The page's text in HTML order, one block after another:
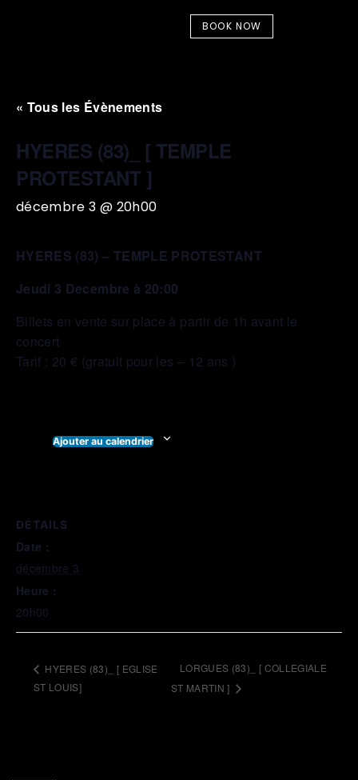
BOOK NOW
« Tous les Évènements
HYERES (83)_ [ TEMPLE
PROTESTANT ]
décembre 3 @ 20h00
HYERES (83) – TEMPLE PROTESTANT
Jeudi 3 Decembre à 20:00
Billets en vente sur place à partir de 1h avant le
concert
Tarif : 20 € (gratuit pour les – 12 ans )
Ajouter au calendrier
DÉTAILS
Date :
décembre 3
Heure :
20h00
HYERES (83)_ [ EGLISE
ST LOUIS]
LORGUES (83)_ [ COLLEGIALE
ST MARTIN ]